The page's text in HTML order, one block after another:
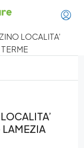
LAMEZIA